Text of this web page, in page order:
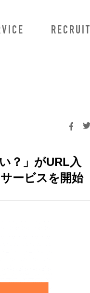
RECRUIT
？」がURL入
ービスを開始